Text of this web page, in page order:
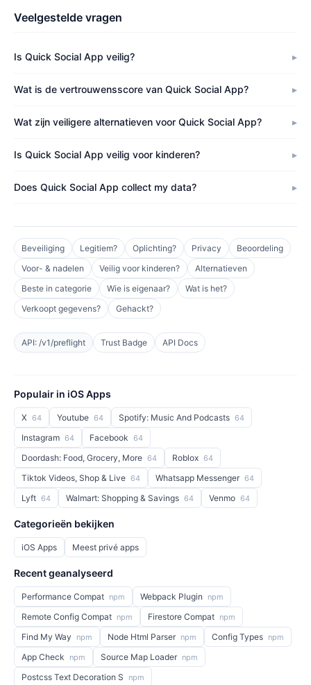
Veelgestelde vragen
Is Quick Social App veilig?
Wat is de vertrouwensscore van Quick Social App?
Wat zijn veiligere alternatieven voor Quick Social App?
Is Quick Social App veilig voor kinderen?
Does Quick Social App collect my data?
Beveiliging Legitiem? Oplichting? Privacy
Beoordeling
Voor- & nadelen
Veilig voor kinderen?
Alternatieven
Beste in categorie
Wie is eigenaar?
Wat is het?
Verkoopt gegevens?
Gehackt?
API: /v1/preflight Trust Badge API Docs
Populair in iOS Apps
X 64 Youtube 64 Spotify: Music And Podcasts 64
Instagram 64 Facebook 64
Doordash: Food, Grocery, More 64 Roblox 64
Tiktok Videos, Shop & Live 64 Whatsapp Messenger 64
Lyft 64 Walmart: Shopping & Savings 64 Venmo 64
Categorieën bekijken
iOS Apps Meest privé apps
Recent geanalyseerd
Performance Compat npm Webpack Plugin npm
Remote Config Compat npm Firestore Compat npm
Find My Way npm Node Html Parser npm Config Types npm
App Check npm Source Map Loader npm
Postcss Text Decoration S npm